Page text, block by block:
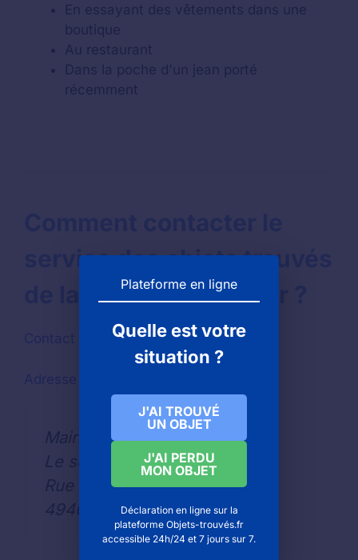
En essayant des vêtements dans une
boutique
Au restaurant
Dans la poche d'un jean porté
récemment
service des objets trouvés
de la mairie de Saumur ?
Contact par téléphone :2 41 83 30 00
Mairie de SAUMUR
Le service des objets trouvés
Rue Molière CS 54006
49408
Plateforme en ligne
Quelle est votre
situation ?
J'AI TROUVÉ
UN OBJET
J'AI PERDU
MON OBJET
Déclaration en ligne sur la
plateforme Objets-trouvés.fr
accessible 24h/24 et 7 jours sur 7.